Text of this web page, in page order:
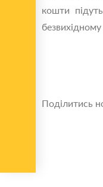
кошти
Поділитись